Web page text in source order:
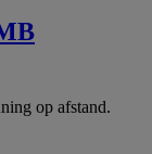
op afstand.